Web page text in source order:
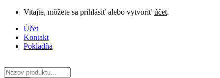
Vitajte, môžete sa prihlásiť alebo vytvoriť účet.
Účet
Kontakt
Pokladňa